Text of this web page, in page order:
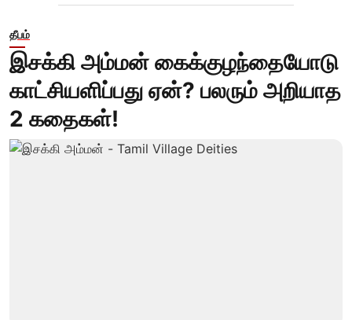
தீபம்
இசக்கி அம்மன் கைக்குழந்தையோடு
காட்சியளிப்பது ஏன்? பலரும் அறியாத
2 கதைகள்!